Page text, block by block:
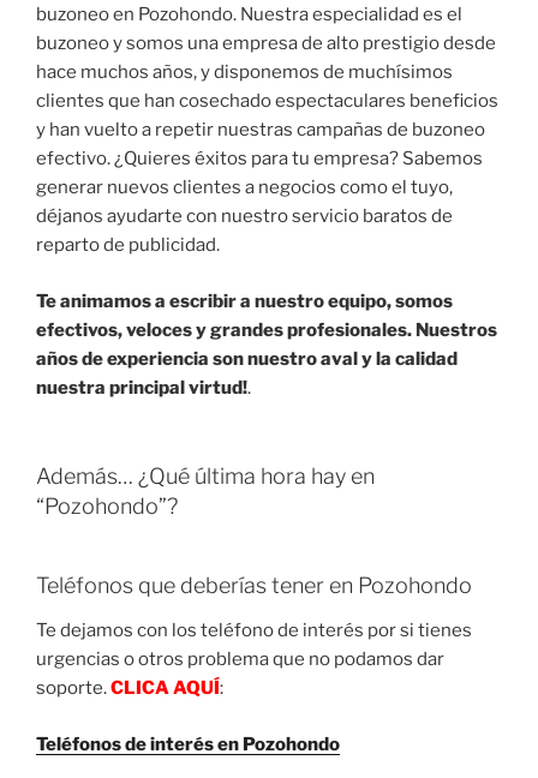
buzoneo en Pozohondo. Nuestra especialidad es el
buzoneo y somos una empresa de alto prestigio desde
hace muchos años, y disponemos de muchísimos
clientes que han cosechado espectaculares beneficios
y han vuelto a repetir nuestras campañas de buzoneo
efectivo. ¿Quieres éxitos para tu empresa? Sabemos
generar nuevos clientes a negocios como el tuyo,
déjanos ayudarte con nuestro servicio baratos de
reparto de publicidad.
Te animamos a escribir a nuestro equipo, somos
efectivos, veloces y grandes profesionales. Nuestros
años de experiencia son nuestro aval y la calidad
nuestra principal virtud!.
Además… ¿Qué última hora hay en
“Pozohondo”?
Teléfonos que deberías tener en Pozohondo
Te dejamos con los teléfono de interés por si tienes
urgencias o otros problema que no podamos dar
soporte.CLICA AQUÍ :
Teléfonos de interés en Pozohondo